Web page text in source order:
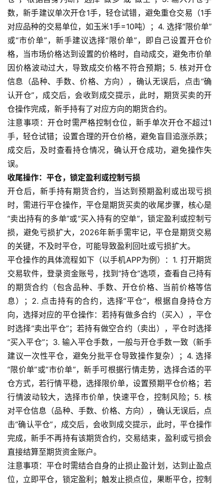
原
油
期
货
国
际
期
货
恒
指
期
货
期
货
入
门
期
货
行
情
黄
金
期
货
数，新手建议单次开仓1手，轻仓试错，避免重仓交易（1手
对应品种的交易单位，如玉米1手=10吨）；4. 选择“限价单”
或“市价单”，新手建议选择“限价单”，即自己设置开仓价
格，当市场价格达到设置的价格时，自动成交，避免市价单
因价格波动过大，导致成交价格不符合预期；5. 核对开仓
信息（品种、手数、价格、方向），确认无误后，点击“确
认开仓”，成交后，会收到成交提示，此时，期货买卖的开
仓操作完成，新手持有了对应方向的期货合约。
注意事项：开仓时需严格控制仓位，新手单次开仓不超过1
手，轻仓试错；设置合理的开仓价格，避免盲目追涨杀跌；
成交后，及时查看持仓情况，确认开仓成功，避免操作失
误。
收尾操作：平仓，锁定盈利或控制亏损
开仓后，新手持有期货合约，当达到预期盈利或出现亏损
时，需进行平仓操作，平仓是期货买卖的收尾步骤，核心是
“卖出持有的多单”或“买入持有的空单”，锁定盈利或控制亏
损，避免亏损扩大，2026年新手需牢记，平仓是期货交易
的关键，不及时平仓，可能导致盈利回吐或亏损扩大。
平仓操作的具体流程如下（以手机APP为例）：1. 打开期货
交易软件，登录资金账号，找到“持仓”选项，查看自己持有
的期货合约（包含品种、手数、开仓价格、当前价格等信
息）；2. 点击持有的合约，选择“平仓”，根据自身持仓方
向，选择对应的平仓操作：若持有做多合约（买入），平仓
时选择“卖出平仓”；若持有做空合约（卖出），平仓时选择
“买入平仓”；3. 输入平仓手数，一般与开仓手数一致（新手
建议一次性平仓，避免分批平仓导致操作复杂）；4. 选择
“限价单”或“市价单”，新手可根据行情走势，选择合适的平
仓方式，若行情平稳，选择限价单，设置预期平仓价格；若
行情波动较大，选择市价单，快速平仓，控制风险；5. 核
对平仓信息（品种、手数、价格、方向），确认无误后，点
击“确认平仓”，成交后，会收到成交提示，此时，平仓操作
完成，新手不再持有该期货合约，交易结束，盈利或亏损会
直接结算至期货资金账户。
注意事项：平仓时需结合自身的止损止盈计划，达到止盈点
位，立即平仓，锁定盈利；触发止损点位，果断平仓，控制